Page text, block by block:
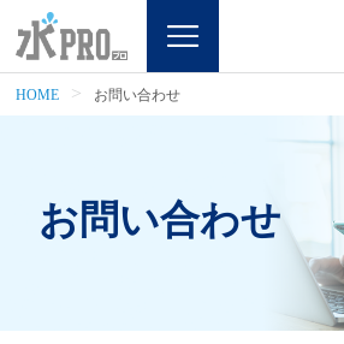
HOME お問い合わせ
お問い合わせ